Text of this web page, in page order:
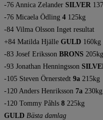
-76 Annica Zelander SILVER
-76 Micaela Ödling 4 125kg
-84 Vilma Olsson Inget resultat
+84 Matilda Hjälle GULD 160kg
-83 Josef Eriksson BRONS 205kg
-93 Jonathan Henningsson
-105 Steven Örnerstedt 9a 215kg
-120 Anders Henriksson 7a 230kg
-120 Tommy Påhls 8 225kg
GULD Bästa damlag